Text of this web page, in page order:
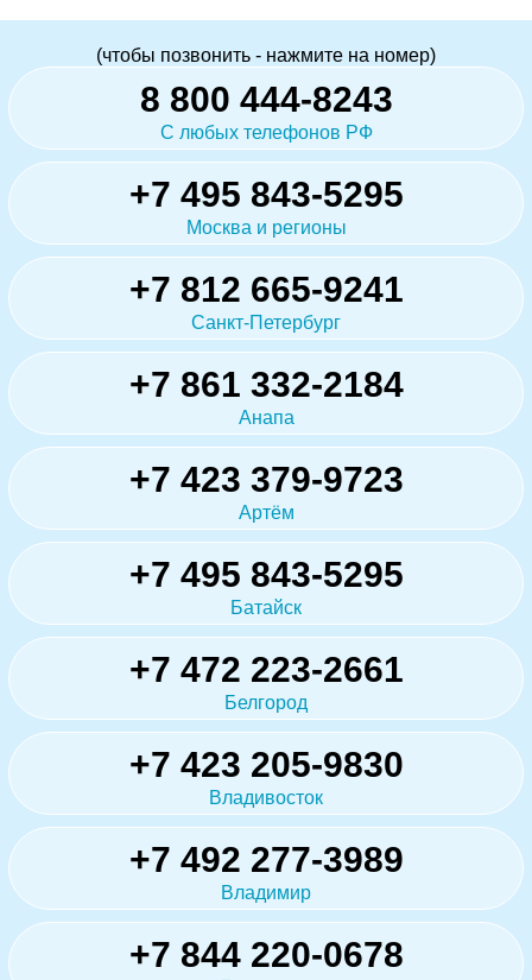
(чтобы позвонить - нажмите на номер)
8 800 444-8243
С любых телефонов РФ
+7 495 843-5295
Москва и регионы
+7 812 665-9241
Санкт-Петербург
+7 861 332-2184
Анапа
+7 423 379-9723
Артём
+7 495 843-5295
Батайск
+7 472 223-2661
Белгород
+7 423 205-9830
Владивосток
+7 492 277-3989
Владимир
+7 844 220-0678